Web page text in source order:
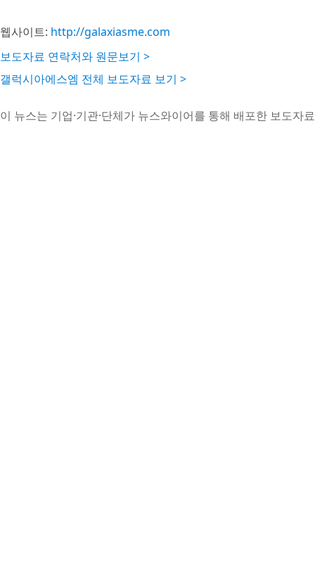
웹사이트: http://galaxiasme.com
보도자료 연락처와 원문보기 >
갤럭시아에스엠 전체 보도자료 보기 >
이 뉴스는 기업·기관·단체가 뉴스와이어를 통해 배포한 보도자